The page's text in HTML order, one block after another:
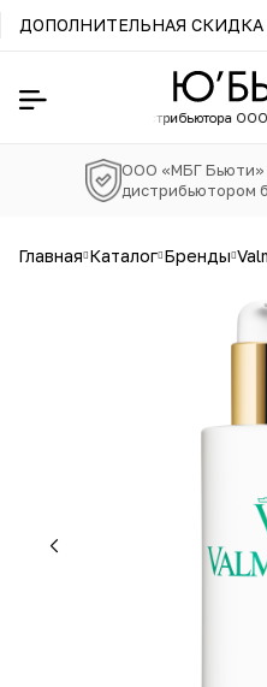
ДОПОЛНИТЕЛЬНАЯ СКИДКА
дистрибьютора ООО
ООО «МБГ Бьюти»
дистрибьютором
главная каталог бренды